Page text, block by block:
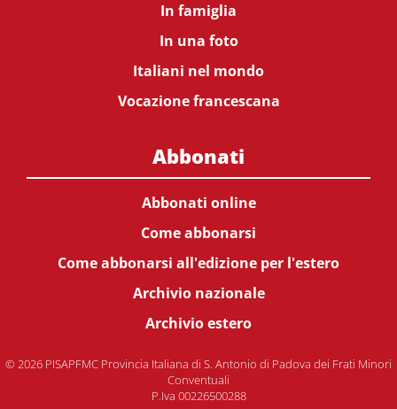
In famiglia
In una foto
Italiani nel mondo
Vocazione francescana
Abbonati
Abbonati online
Come abbonarsi
Come abbonarsi all'edizione per l'estero
Archivio nazionale
Archivio estero
© 2026 PISAPFMC Provincia Italiana di S. Antonio di Padova dei Frati Minori
Conventuali
P.Iva 00226500288